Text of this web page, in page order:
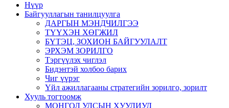
Нүүр
Байгууллагын танилцуулга
ДАРГЫН МЭНДЧИЛГЭЭ
ТҮҮХЭН ХӨГЖИЛ
БҮТЭЦ, ЗОХИОН БАЙГУУЛАЛТ
ЭРХЭМ ЗОРИЛГО
Тэргүүлэх чиглэл
Бидэнтэй холбоо барих
Чиг үүрэг
Үйл ажиллагааны стратегийн зорилго, зорилт
Хууль тогтоомж
МОНГОЛ УЛСЫН ХУУЛИУД